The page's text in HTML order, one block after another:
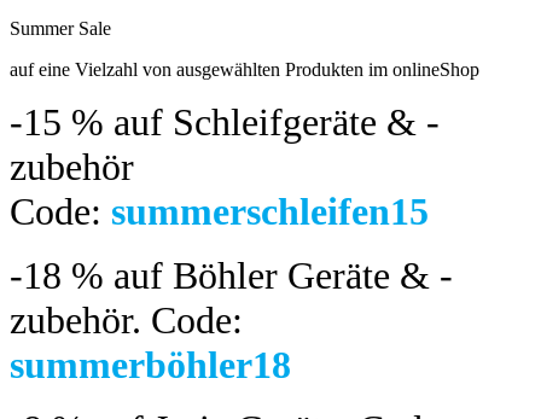
Summer Sale
auf eine Vielzahl von ausgewählten Produkten im onlineShop
-15 % auf Schleifgeräte & -
zubehör
Code: summerschleifen15
-18 % auf Böhler Geräte & -
zubehör. Code:
summerböhler18